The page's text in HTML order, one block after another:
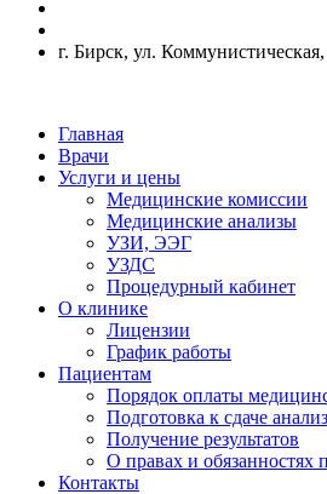
г. Бирск, ул.
Главная
Врачи
Услуги и цены
Медицинские комиссии
Медицинские анализы
УЗИ, ЭЭГ
УЗДС
Процедурный кабинет
О клинике
Лицензии
График работы
Пациентам
Порядок оплаты
Подготовка к сдаче
Получение результатов
О правах и обязанностях
Контакты